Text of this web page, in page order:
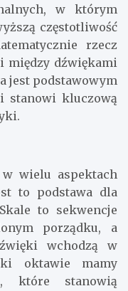
w którym
częstotliwość
rzecz
między dźwiękami
jest podstawowym
stanowi kluczową
wielu aspektach
to podstawa dla
to sekwencje
porządku, a
wchodzą w
oktawie mamy
które stanowią